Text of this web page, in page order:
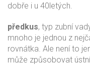
dobře i u 40letých.
předkus, typ zubní
mnoho je jednou z
rovnátka. Ale není to
může způsobovat